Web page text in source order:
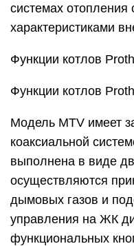
системах отопления
характеристиками
Функции котлов
Функции котлов
Модель MTV имеет
коаксиальной
выполнена в виде
осуществляются
дымовых газов и
управления на ЖК
функциональных